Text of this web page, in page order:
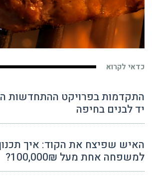
כדאי לקרוא
התקדמות בפרויקט ההתחדשות
יד לבנים בחיפה
האיש שפיצח את הקוד: איך
למשפחה אחת מעל 100,000₪?